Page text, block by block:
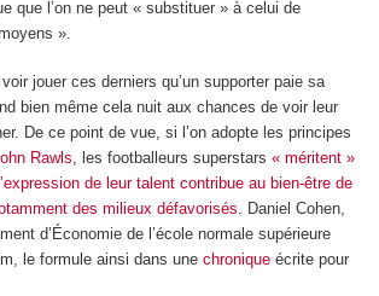
que l’on ne peut « substituer » à celui de
».
jouer ces derniers qu’un supporter paie sa
bien même cela nuit aux chances de voir leur
De ce point de vue, si l’on adopte les principes
Rawls, les footballeurs superstars « méritent »
l’expression de leur talent contribue au bien-être de
des milieux défavorisés. Daniel Cohen,
d’Économie de l’école normale supérieure
le formule ainsi dans une chronique écrite pour